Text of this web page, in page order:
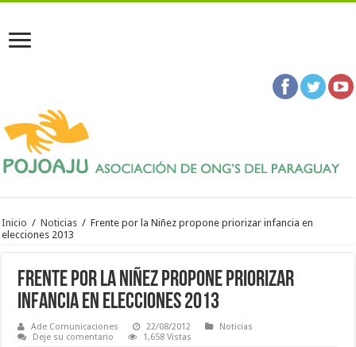
Inicio / Noticias / Frente por la Niñez propone priorizar infancia en
elecciones 2013
Frente por la Niñez propone priorizar
infancia en elecciones 2013
Ade Comunicaciones 22/08/2012
Noticias
Deje su comentario
1,658 Vistas